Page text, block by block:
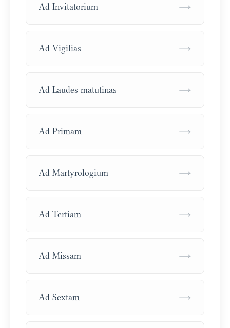
Ad Invitatorium →
Ad Vigilias →
Ad Laudes matutinas →
Ad Primam →
Ad Martyrologium →
Ad Tertiam →
Ad Missam →
Ad Sextam →